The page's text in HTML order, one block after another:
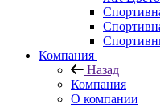
Компания
Назад
Компания
О компании